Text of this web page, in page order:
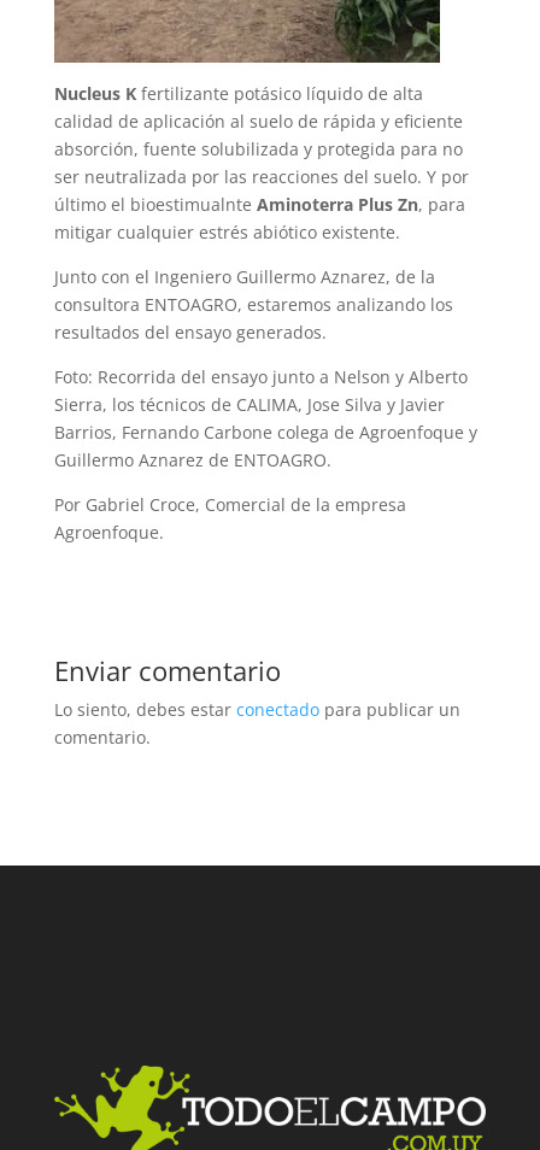
Nucleus Kfertilizante potásico líquido de alta
calidad de aplicación al suelo de rápida y eficiente
absorción, fuente solubilizada y protegida para no
ser neutralizada por las reacciones del suelo. Y por
último el bioestimualnte Aminoterra Plus Zn, para
mitigar cualquier estrés abiótico existente.
Junto con el Ingeniero Guillermo Aznarez, de la
consultora ENTOAGRO, estaremos analizando los
resultados del ensayo generados.
Foto: Recorrida del ensayo junto a Nelson y Alberto
Sierra, los técnicos de CALIMA, Jose Silva y Javier
Barrios, Fernando Carbone colega de Agroenfoque y
Guillermo Aznarez de ENTOAGRO.
Por Gabriel Croce, Comercial de la empresa
Agroenfoque.
Enviar comentario
Lo siento, debes estar conectadopara publicar un
comentario.
Facebook